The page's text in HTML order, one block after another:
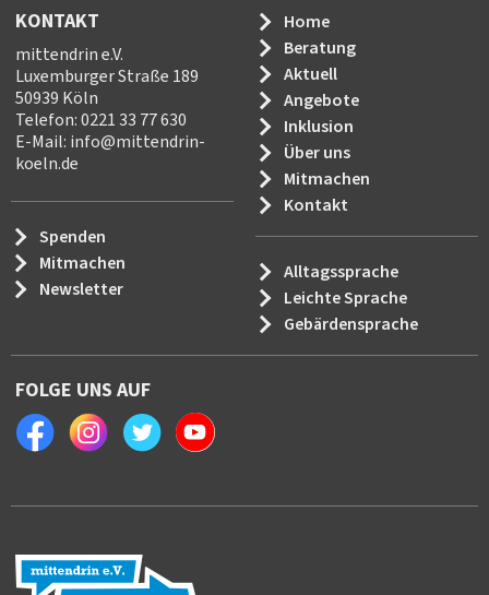
KONTAKT
mittendrin e.V.
Luxemburger Straße 189
50939 Köln
Telefon: 0221 33 77 630
E-Mail: info@mittendrin-
koeln.de
Spenden
Mitmachen
Newsletter
Home
Beratung
Aktuell
Angebote
Inklusion
Über uns
Mitmachen
Kontakt
Alltagssprache
Leichte Sprache
Gebärdensprache
FOLGE UNS AUF
FacebookInstagramTwitter